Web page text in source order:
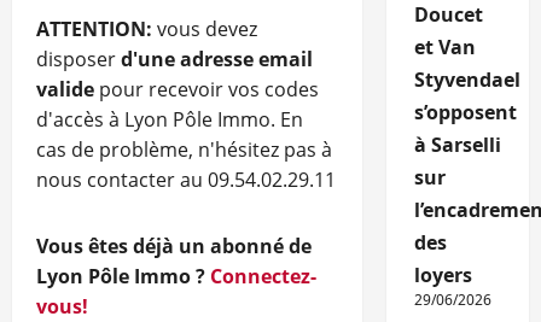
ATTENTION: vous devez
disposerd'une adresse email
valide pour recevoir vos codes
d'accès à Lyon Pôle Immo. En
cas de problème, n'hésitez pas à
nous contacter au 09.54.02.29.11
Vous êtes déjà un abonné de
Lyon Pôle Immo ? Connectez-
vous!
Doucet
et Van
Styvendael
s’opposent
à Sarselli
sur
des
loyers
29/06/2026